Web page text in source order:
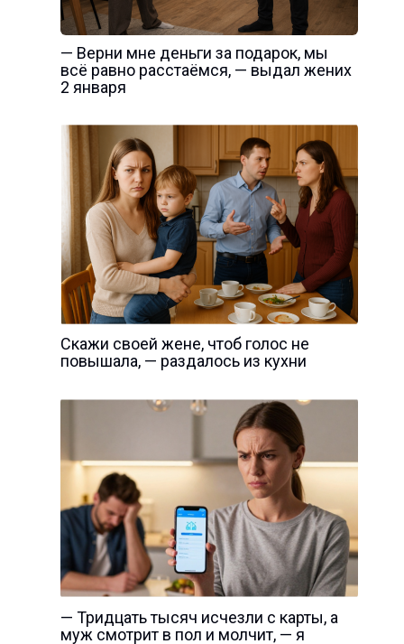
— Верни мне деньги за подарок, мы
всё равно расстаёмся, — выдал жених
2 января
Скажи своей жене, чтоб голос не
повышала, — раздалось из кухни
— Тридцать тысяч исчезли с карты, а
муж смотрит в пол и молчит, — я